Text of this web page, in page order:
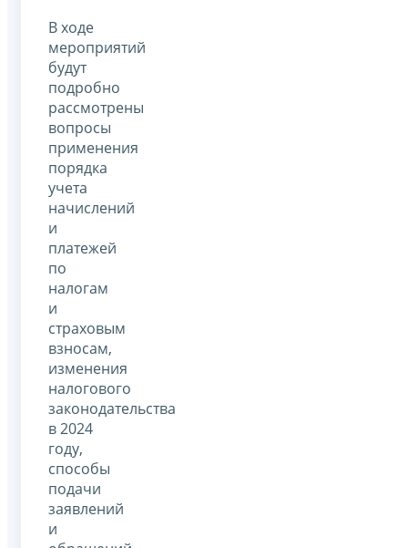
В ходе
мероприятий
будут
подробно
рассмотрены
вопросы
применения
порядка
учета
начислений
и
платежей
по
налогам
и
страховым
взносам,
изменения
налогового
законодательства
в 2024
году,
способы
подачи
заявлений
и